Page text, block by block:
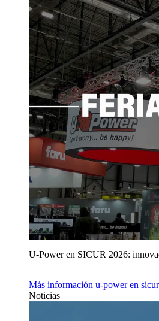
U‑Power en SICUR 2026:
Más información u‑power en
Noticias